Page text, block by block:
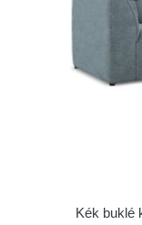
Kék buklé